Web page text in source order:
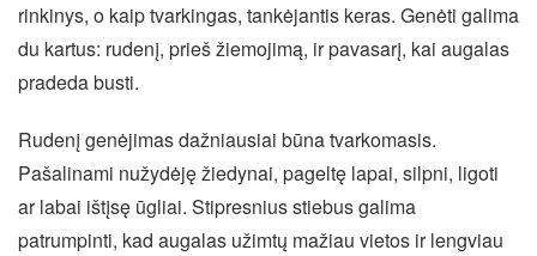
rinkinys, o kaip tvarkingas, tankėjantis keras. Genėti galima
du kartus: rudenį, prieš žiemojimą, ir pavasarį, kai augalas
pradeda busti.
Rudenį genėjimas dažniausiai būna tvarkomasis.
Pašalinami nužydėję žiedynai, pageltę lapai, silpni, ligoti
ar labai ištįsę ūgliai. Stipresnius stiebus galima
patrumpinti, kad augalas užimtų mažiau vietos ir lengviau